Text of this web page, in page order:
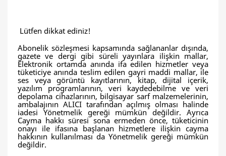
Lütfen dikkat ediniz!
Abonelik sözleşmesi kapsamında sağlananlar dışında,
gazete ve dergi gibi süreli yayınlara ilişkin mallar,
Elektronik ortamda anında ifa edilen hizmetler veya
tüketiciye anında teslim edilen gayri maddi mallar, ile
ses veya görüntü kayıtlarının, kitap, dijital içerik,
yazılım programlarının, veri kaydedebilme ve veri
depolama cihazlarının, bilgisayar sarf malzemelerinin,
ambalajının ALICI tarafından açılmış olması halinde
iadesi Yönetmelik gereği mümkün değildir. Ayrıca
Cayma hakkı süresi sona ermeden önce, tüketicinin
onayı ile ifasına başlanan hizmetlere ilişkin cayma
hakkının kullanılması da Yönetmelik gereği mümkün
değildir.